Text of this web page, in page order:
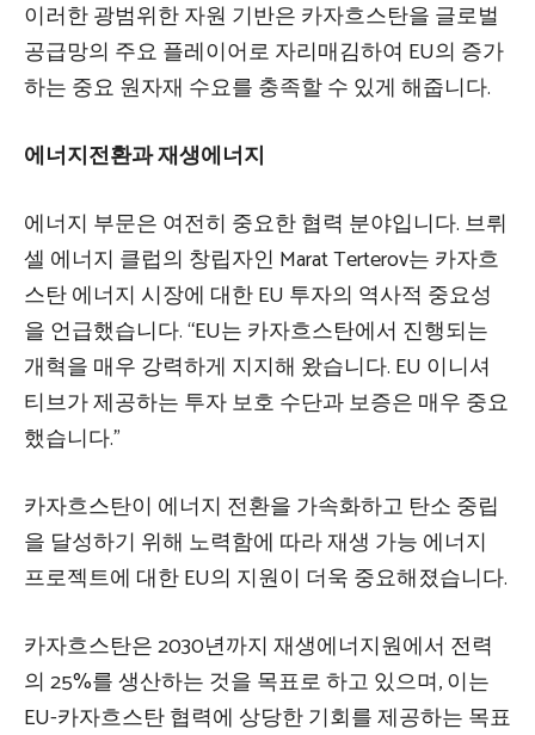
이러한 광범위한 자원 기반은 카자흐스탄을 글로벌
공급망의 주요 플레이어로 자리매김하여 EU의 증가
하는 중요 원자재 수요를 충족할 수 있게 해줍니다.
에너지전환과 재생에너지
에너지 부문은 여전히 ​​중요한 협력 분야입니다. 브뤼
셀 에너지 클럽의 창립자인 Marat Terterov는 카자흐
스탄 에너지 시장에 대한 EU 투자의 역사적 중요성
을 언급했습니다. “EU는 카자흐스탄에서 진행되는
개혁을 매우 강력하게 지지해 왔습니다. EU 이니셔
티브가 제공하는 투자 보호 수단과 보증은 매우 중요
했습니다.”
카자흐스탄이 에너지 전환을 가속화하고 탄소 중립
을 달성하기 위해 노력함에 따라 재생 가능 에너지
프로젝트에 대한 EU의 지원이 더욱 중요해졌습니다.
카자흐스탄은 2030년까지 재생에너지원에서 전력
의 25%를 생산하는 것을 목표로 하고 있으며, 이는
EU-카자흐스탄 협력에 상당한 기회를 제공하는 목표